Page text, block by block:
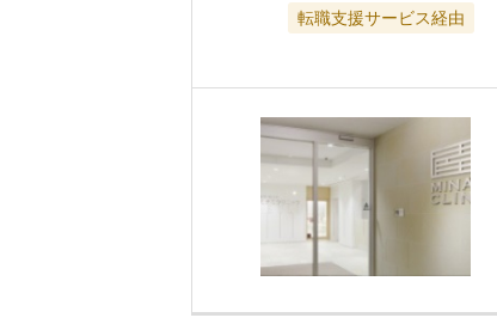
転職支援サービス経由